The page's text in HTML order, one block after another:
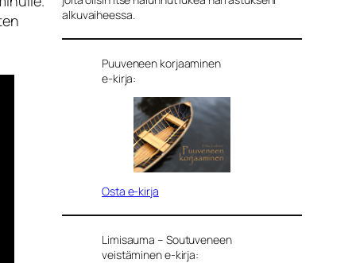
alkuvaiheessa.
Puuveneen korjaaminen
e-kirja:
Osta e-kirja
Limisauma – Soutuveneen
veistäminen e-kirja: